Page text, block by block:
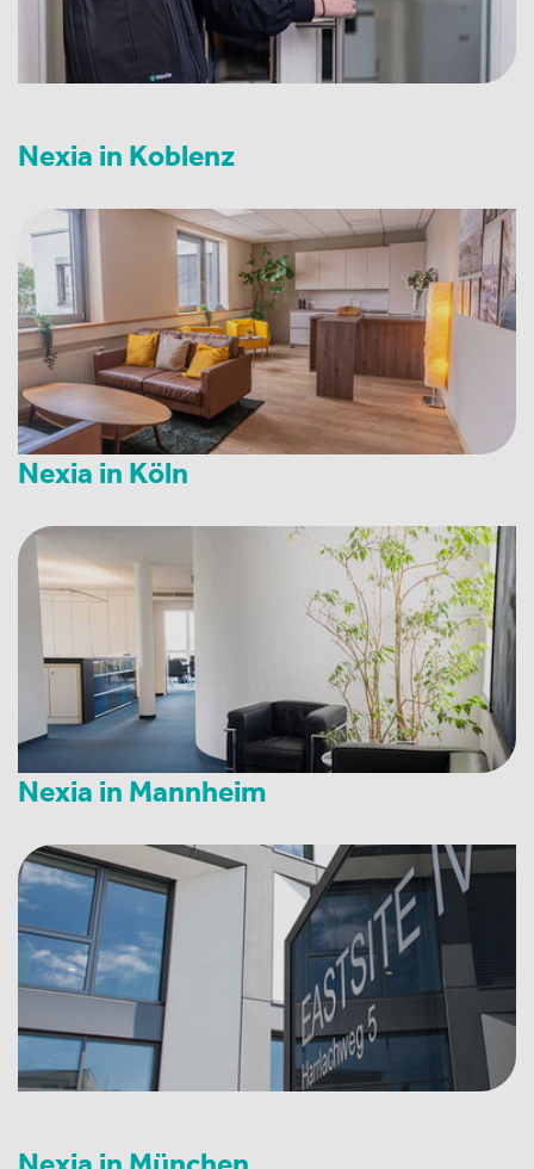
Nexia in Koblenz
Nexia in Köln
Nexia in Mannheim